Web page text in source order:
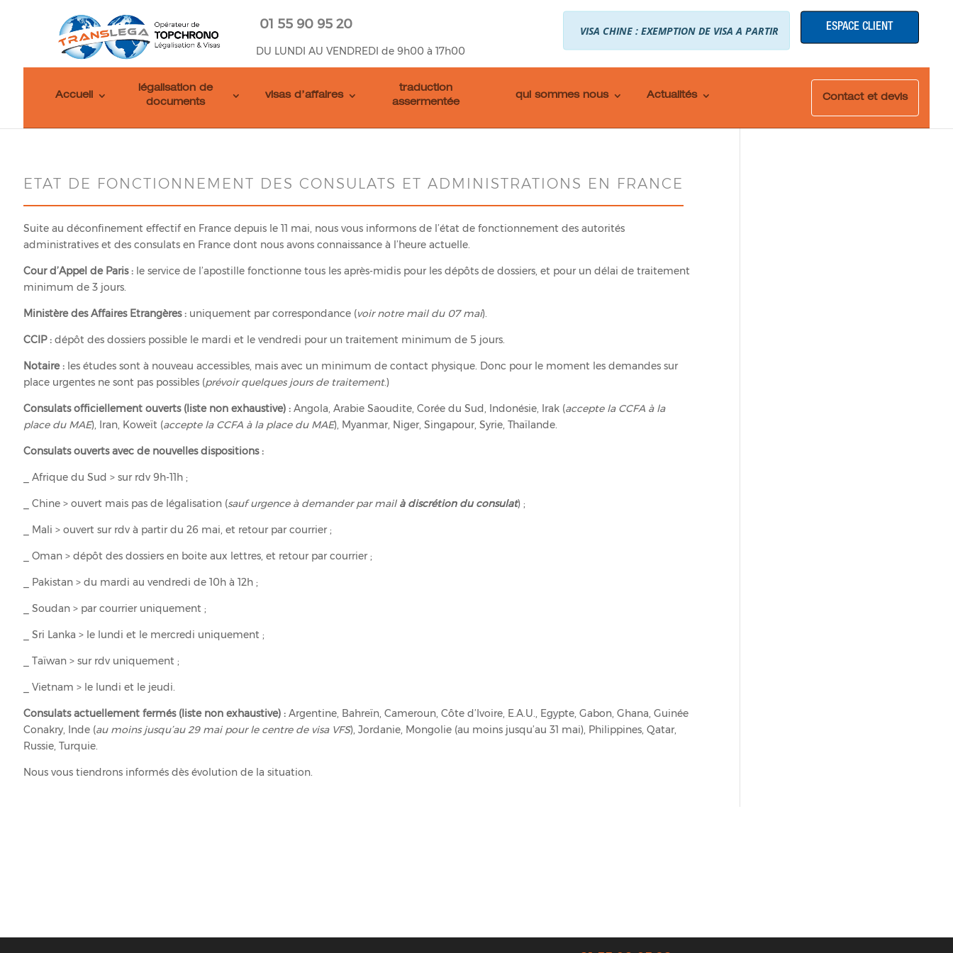
01 55 90 95 20
DU LUNDI AU VENDREDI de 9h00 à 17h00
VISA CHINE : EXEMPTION DE VISA A PARTIR ESPACE CLIENT
Accueil
légalisation de
documents
visas d’affaires
traduction
assermentée
qui sommes nous Actualités Contact et devis
ETAT DE FONCTIONNEMENT DES CONSULATS ET ADMINISTRATIONS EN FRANCE
Suite au déconfinement effectif en France depuis le 11 mai, nous vous informons de l’état de fonctionnement des autorités
administratives et des consulats en France dont nous avons connaissance à l’heure actuelle.
Cour d’Appel de Paris : le service de l’apostille fonctionne tous les après-midis pour les dépôts de dossiers, et pour un délai de traitement
minimum de 3 jours.
Ministère des Affaires Etrangères : uniquement par correspondance (voir notre mail du 07 mai).
CCIP : dépôt des dossiers possible le mardi et le vendredi pour un traitement minimum de 5 jours.
Notaire : les études sont à nouveau accessibles, mais avec un minimum de contact physique. Donc pour le moment les demandes sur
place urgentes ne sont pas possibles (prévoir quelques jours de traitement.)
Consulats officiellement ouverts (liste non exhaustive) : Angola, Arabie Saoudite, Corée du Sud, Indonésie, Irak (accepte la CCFA à la
place du MAE), Iran, Koweït (accepte la CCFA à la place du MAE), Myanmar, Niger, Singapour, Syrie, Thaïlande.
Consulats ouverts avec de nouvelles dispositions :
_ Afrique du Sud > sur rdv 9h-11h ;
_ Chine > ouvert mais pas de légalisation (sauf urgence à demander par mail à discrétion du consulat) ;
_ Mali > ouvert sur rdv à partir du 26 mai, et retour par courrier ;
_ Oman > dépôt des dossiers en boite aux lettres, et retour par courrier ;
_ Pakistan > du mardi au vendredi de 10h à 12h ;
_ Soudan > par courrier uniquement ;
_ Sri Lanka > le lundi et le mercredi uniquement ;
_ Taïwan > sur rdv uniquement ;
_ Vietnam > le lundi et le jeudi.
Consulats actuellement fermés (liste non exhaustive) : Argentine, Bahreïn, Cameroun, Côte d’Ivoire, E.A.U., Egypte, Gabon, Ghana, Guinée
Conakry, Inde (au moins jusqu’au 29 mai pour le centre de visa VFS), Jordanie, Mongolie (au moins jusqu’au 31 mai), Philippines, Qatar,
Russie, Turquie.
Nous vous tiendrons informés dès évolution de la situation.